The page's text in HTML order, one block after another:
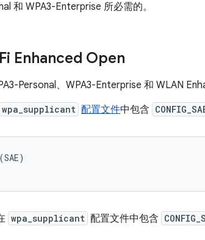
和 WPA3-Enterprise 所必需的。
Enhanced Open
Personal、WPA3-Enterprise 和 WLAN
wpa_supplicant 配置文件中包含
wpa_supplicant 配置文件中包含